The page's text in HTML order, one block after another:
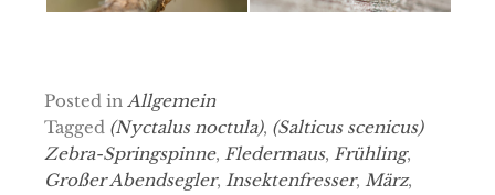
Posted in Allgemein
Tagged (Nyctalus noctula), (Salticus scenicus)
Zebra-Springspinne, Fledermaus, Frühling,
Großer Abendsegler, Insektenfresser, März,